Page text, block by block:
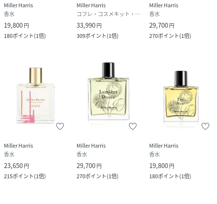
Miller Harris
香水
19,800円
180ポイント(1倍)
Miller Harris
コフレ・コスメキット・ギフトセット
33,990円
309ポイント(1倍)
Miller Harris
香水
29,700円
270ポイント(1倍)
Miller Harris
香水
23,650円
215ポイント(1倍)
Miller Harris
香水
29,700円
270ポイント(1倍)
Miller Harris
香水
19,800円
180ポイント(1倍)